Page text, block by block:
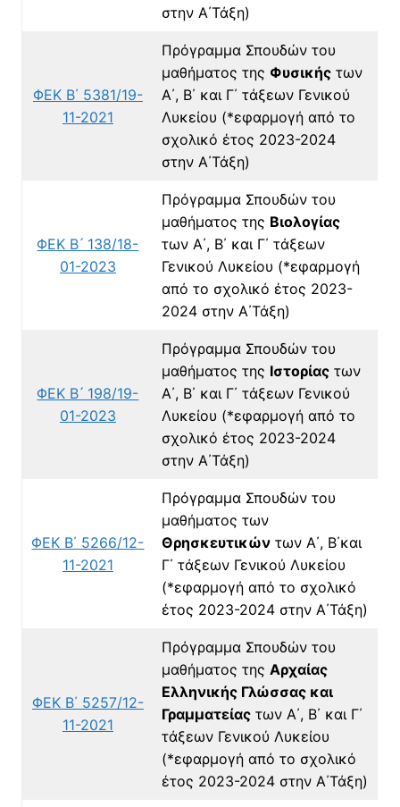
στην Α΄Τάξη)
ΦΕΚ Β΄ 5381/19-
11-2021
Πρόγραμμα Σπουδών του
μαθήματος της Φυσικήςτων
Α΄, Β΄ και Γ΄ τάξεων Γενικού
Λυκείου (*εφαρμογή από το
σχολικό έτος 2023-2024
στην Α΄Τάξη)
ΦΕΚ Β ́ 138/18-
01-2023
Πρόγραμμα Σπουδών του
μαθήματος της Βιολογίας
των Α΄, Β΄ και Γ΄ τάξεων
Γενικού Λυκείου (*εφαρμογή
από το σχολικό έτος 2023-
2024 στην Α΄Τάξη)
ΦΕΚ Β ́ 198/19-
01-2023
Πρόγραμμα Σπουδών του
μαθήματος της Ιστορίαςτων
Α΄, Β΄ και Γ΄ τάξεων Γενικού
Λυκείου (*εφαρμογή από το
σχολικό έτος 2023-2024
στην Α΄Τάξη)
ΦΕΚ Β΄ 5266/12-
11-2021
Πρόγραμμα Σπουδών του
μαθήματος των
Θρησκευτικώντων Α΄, Β΄και
Γ΄ τάξεων Γενικού Λυκείου
(*εφαρμογή από το σχολικό
έτος 2023-2024 στην Α΄Τάξη)
ΦΕΚ Β΄ 5257/12-
11-2021
Πρόγραμμα Σπουδών του
μαθήματος της Αρχαίας
Ελληνικής Γλώσσας και
Γραμματείαςτων Α΄, Β΄ και Γ΄
τάξεων Γενικού Λυκείου
(*εφαρμογή από το σχολικό
έτος 2023-2024 στην Α΄Τάξη)